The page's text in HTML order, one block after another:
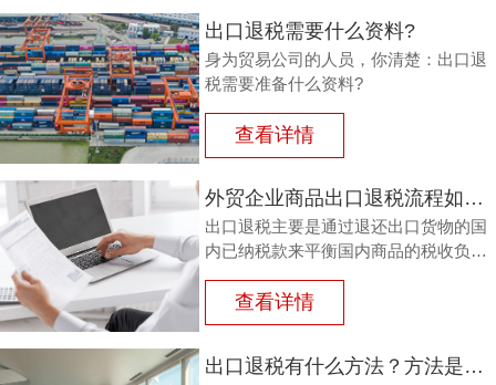
出口退税需要什么资料?
身为贸易公司的人员，你清楚：出口退
税需要准备什么资料?
查看详情
外贸企业商品出口退税流程如何？鸿裕以鞋业公司申请出口退税为例
出口退税主要是通过退还出口货物的国
内已纳税款来平衡国内商品的税收负
品出口退税流程如何？能退多少？广州
鸿裕财税以下用案例说明。
查看详情
出口退税有什么方法？方法是什么？